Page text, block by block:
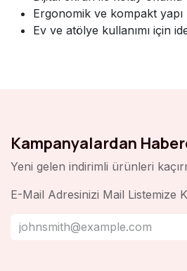
Ergonomik ve kompakt yapı
Ev ve atölye kullanımı için
Kampanyalardan
Yeni gelen indirimli ürünleri
E-Mail Adresinizi Mail Listemize